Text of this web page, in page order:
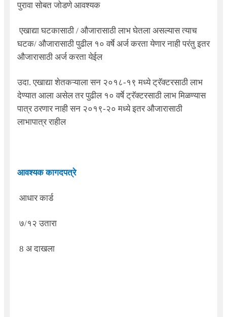
पुरावा सोबत जोडणे आवश्यक
एखाद्या घटकासाठी / औजारासाठी लाभ घेतला असल्यास त्याच
घटक/ औजारासाठी पुढील १० वर्षे अर्ज करता येणार नाही परंतु इतर
औजारासाठी अर्ज करता येईल
उदा. एखाद्या शेतकऱ्याला सन २०१८-१९ मध्ये ट्रॅक्टरसाठी लाभ
देण्यात आला असेल तर पुढील १० वर्षे ट्रॅक्टरसाठी लाभ मिळण्यास
पात्र ठरणार नाही सन २०१९-२० मध्ये इतर औजारासाठी
लाभापात्र राहील
आवश्यक कागदपत्रे
आधार कार्ड
७/१२ उतारा
8 अ दाखला